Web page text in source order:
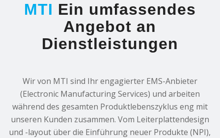
MTI Ein umfassendes
Angebot an
Dienstleistungen
Wir von MTI sind Ihr engagierter EMS-Anbieter
(Electronic Manufacturing Services) und arbeiten
während des gesamten Produktlebenszyklus eng mit
unseren Kunden zusammen. Vom Leiterplattendesign
und -layout über die Einführung neuer Produkte (NPI),